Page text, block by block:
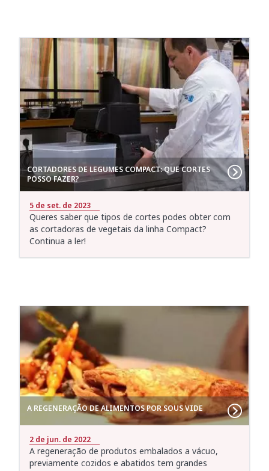
CORTADORES DE LEGUMES COMPACT: QUE CORTES
POSSO FAZER?
5 de set. de 2023
Queres saber que tipos de cortes podes obter com
as cortadoras de vegetais da linha Compact?
Continua a ler!
A REGENERAÇÃO DE ALIMENTOS POR SOUS VIDE
2 de jun. de 2022
A regeneração de produtos embalados a vácuo,
previamente cozidos e abatidos tem grandes